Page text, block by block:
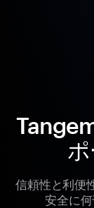
信頼性と利便
安全に何